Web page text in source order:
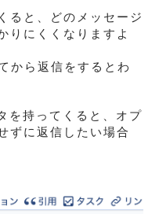
ると、どのメッセージ
りにくくなりますよ
から返信をするとわ
を持ってくると、オプ
ずに返信したい場合